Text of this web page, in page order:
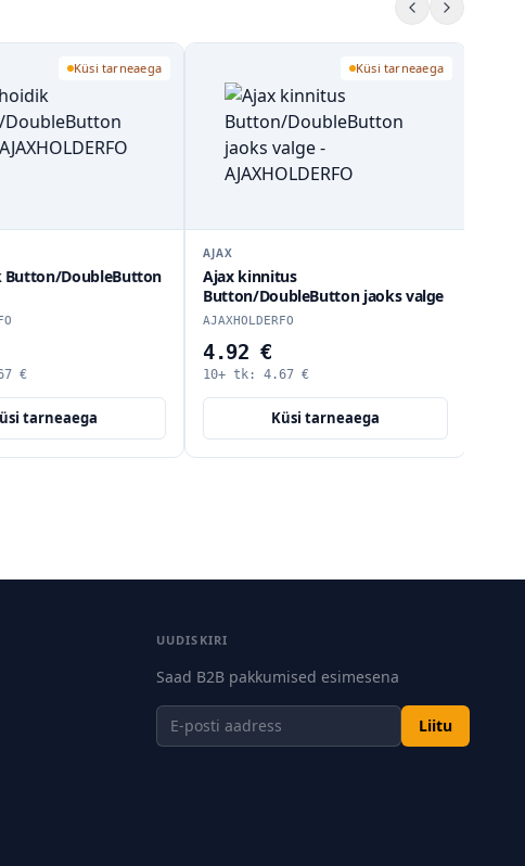
Küsi tarneaega
Ajax kinnitus
Button/DoubleButton jaoks valge
AJAXHOLDERFO
10+ tk:
Küsi tarneaega
Küsi tarneaega
Ajax CenterCover CP Black
AJAXCENTERCO
10+ tk:
Küsi tarneaega
UUDISKIRI
Saad B2B pakkumised esimesena
Liitu